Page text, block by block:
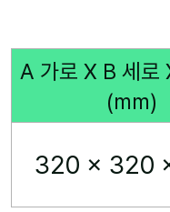
A 가로 X B 세로
(mm)
320 x 320